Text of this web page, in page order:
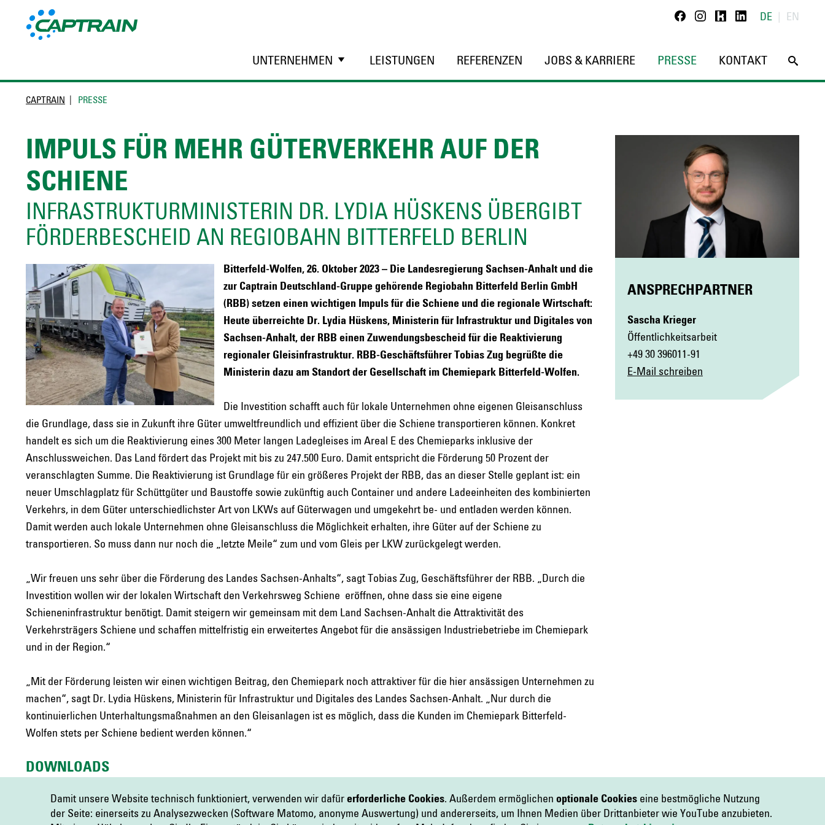
KununuLinkedin
DE EN
UNTERNEHMEN LEISTUNGEN REFERENZEN JOBS & KARRIERE PRESSE KONTAKT
CAPTRAIN PRESSE
IMPULS FÜR MEHR GÜTERVERKEHR AUF DER
SCHIENE
INFRASTRUKTURMINISTERIN DR. LYDIA HÜSKENS ÜBERGIBT
FÖRDERBESCHEID AN REGIOBAHN BITTERFELD BERLIN
Bitterfeld-Wolfen, 26. Oktober 2023 – Die Landesregierung Sachsen-Anhalt und die
zur Captrain Deutschland-Gruppe gehörende Regiobahn Bitterfeld Berlin GmbH
(RBB) setzen einen wichtigen Impuls für die Schiene und die regionale Wirtschaft:
Heute überreichte Dr. Lydia Hüskens, Ministerin für Infrastruktur und Digitales von
Sachsen-Anhalt, der RBB einen Zuwendungsbescheid für die Reaktivierung
regionaler Gleisinfrastruktur. RBB-Geschäftsführer Tobias Zug begrüßte die
Ministerin dazu am Standort der Gesellschaft im Chemiepark Bitterfeld-Wolfen.
Die Investition schafft auch für lokale Unternehmen ohne eigenen Gleisanschluss
die Grundlage, dass sie in Zukunft ihre Güter umweltfreundlich und effizient über die Schiene transportieren können. Konkret
handelt es sich um die Reaktivierung eines 300 Meter langen Ladegleises im Areal E des Chemieparks inklusive der
Anschlussweichen. Das Land fördert das Projekt mit bis zu 247.500 Euro. Damit entspricht die Förderung 50 Prozent der
veranschlagten Summe. Die Reaktivierung ist Grundlage für ein größeres Projekt der RBB, das an dieser Stelle geplant ist: ein
neuer Umschlagplatz für Schüttgüter und Baustoffe sowie zukünftig auch Container und andere Ladeeinheiten des kombinierten
Verkehrs, in dem Güter unterschiedlichster Art von LKWs auf Güterwagen und umgekehrt be- und entladen werden können.
Damit werden auch lokale Unternehmen ohne Gleisanschluss die Möglichkeit erhalten, ihre Güter auf der Schiene zu
transportieren. So muss dann nur noch die „letzte Meile“ zum und vom Gleis per LKW zurückgelegt werden.
„Wir freuen uns sehr über die Förderung des Landes Sachsen-Anhalts“, sagt Tobias Zug, Geschäftsführer der RBB. „Durch die
Investition wollen wir der lokalen Wirtschaft den Verkehrsweg Schiene eröffnen, ohne dass sie eine eigene
Schieneninfrastruktur benötigt. Damit steigern wir gemeinsam mit dem Land Sachsen-Anhalt die Attraktivität des
Verkehrsträgers Schiene und schaffen mittelfristig ein erweitertes Angebot für die ansässigen Industriebetriebe im Chemiepark
und in der Region.“
„Mit der Förderung leisten wir einen wichtigen Beitrag, den Chemiepark noch attraktiver für die hier ansässigen Unternehmen zu
machen“, sagt Dr. Lydia Hüskens, Ministerin für Infrastruktur und Digitales des Landes Sachsen-Anhalt. „Nur durch die
kontinuierlichen Unterhaltungsmaßnahmen an den Gleisanlagen ist es möglich, dass die Kunden im Chemiepark Bitterfeld-
Wolfen stets per Schiene bedient werden können.“
DOWNLOADS
PM_RBB_Zuwendung_FINAL.pdf(pdf, 114 KB)
ANSPRECHPARTNER
Sascha Krieger
Öffentlichkeitsarbeit
+49 30 396011-91
E-Mail schreiben
Damit unsere Website technisch funktioniert, verwenden wir dafür erforderliche Cookies. Außerdem ermöglichen optionale Cookies eine bestmögliche Nutzung
der Seite: einerseits zu Analysezwecken (Software Matomo, anonyme Auswertung) und andererseits, um Ihnen Medien über Drittanbieter wie YouTube anzubieten.